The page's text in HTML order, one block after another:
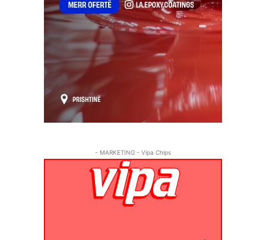
- MARKETING - Vipa Chips